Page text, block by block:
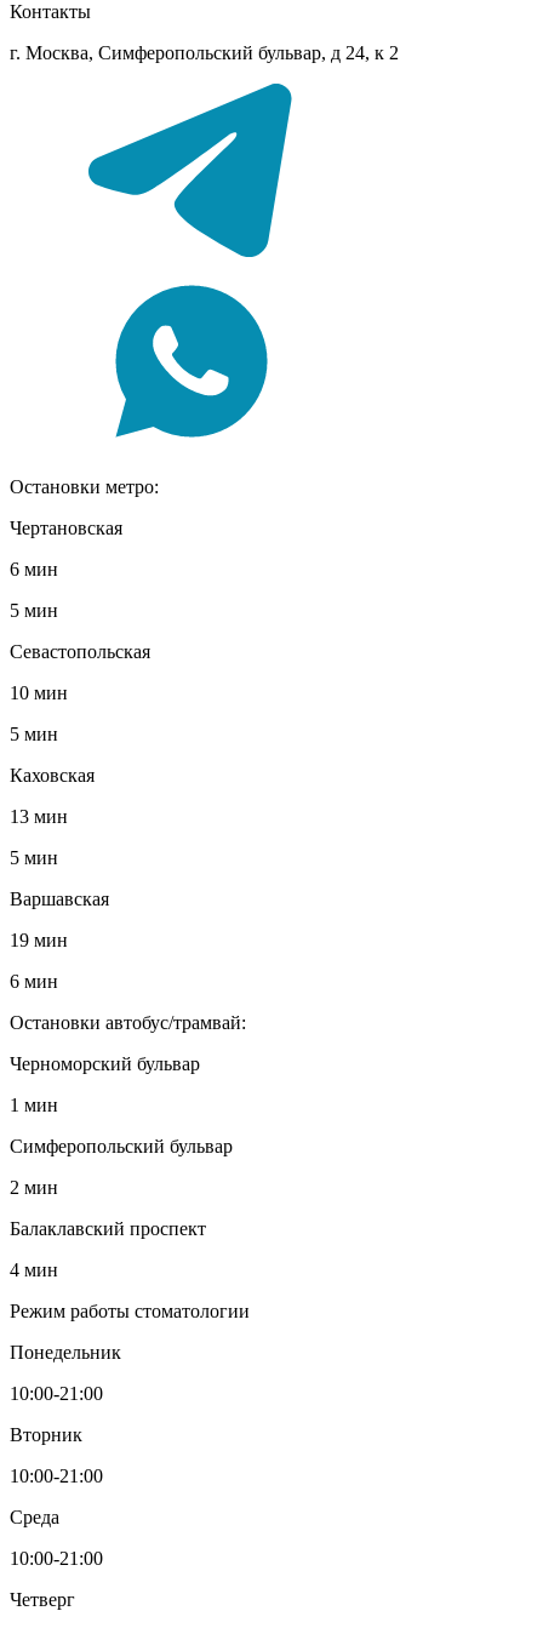
Контакты
г. Москва, Симферопольский бульвар, д 24, к 2
Остановки метро:
Чертановская
6 мин
5 мин
Севастопольская
10 мин
5 мин
Каховская
13 мин
5 мин
Варшавская
19 мин
6 мин
Остановки автобус/трамвай:
Черноморский бульвар
1 мин
Симферопольский бульвар
2 мин
Балаклавский проспект
4 мин
Режим работы стоматологии
Понедельник
10:00-21:00
Вторник
10:00-21:00
Среда
10:00-21:00
Четверг